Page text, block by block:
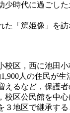
時代に過ごした
「篤姫像」を訪
区，西に池田小
人の住民が
るなど，保護
区公民館を中心
地区で継承す